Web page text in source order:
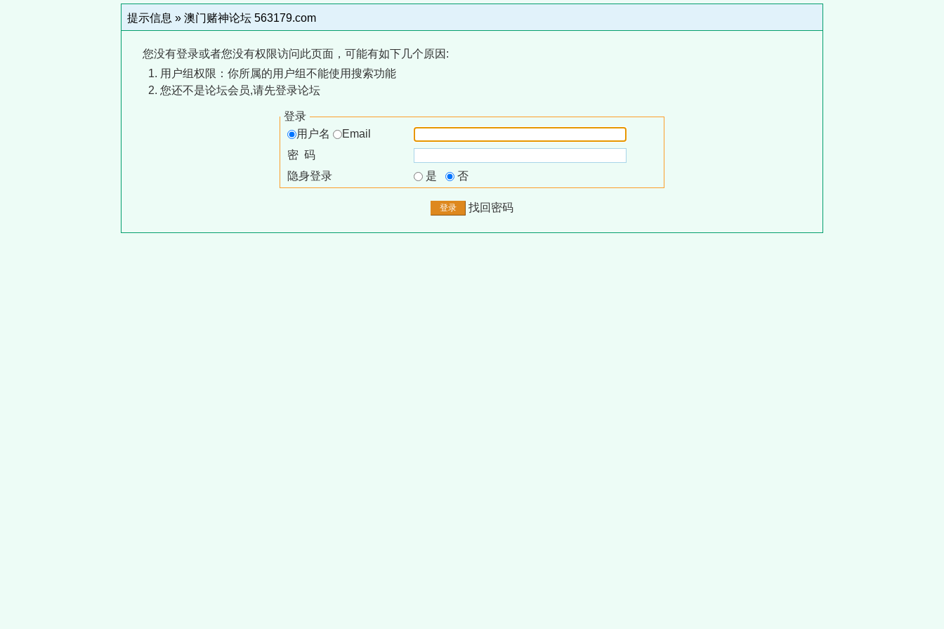
提示信息 » 澳门赌神论坛 563179.com
您没有登录或者您没有权限访问此页面，可能有如下几个原因:
用户组权限：你所属的用户组不能使用搜索功能
您还不是论坛会员,请先登录论坛
登录
用户名
Email
密 码
隐身登录
是 否
找回密码